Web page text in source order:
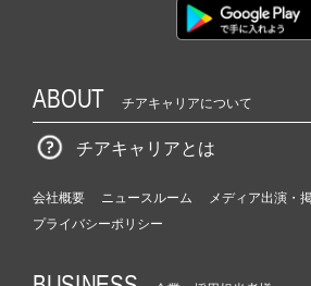
ABOUT チアキャリアについて
チアキャリアとは
会社概要 ニュースルーム
メディア出演・
プライバシーポリシー